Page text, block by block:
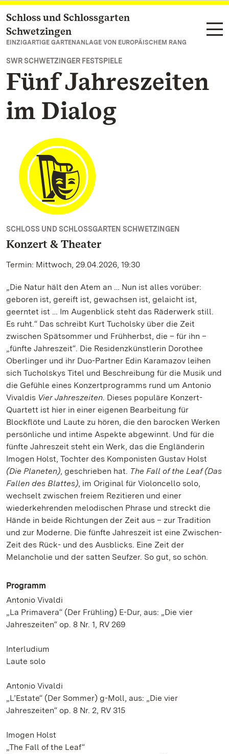
Zum Hauptinhalt springen
Schloss und Schlossgarten
Schwetzingen
EINZIGARTIGE GARTENANLAGE VON EUROPÄISCHEM RANG
SWR SCHWETZINGER FESTSPIELE
Fünf Jahreszeiten
im Dialog
SCHLOSS UND SCHLOSSGARTEN SCHWETZINGEN
Konzert & Theater
Termin: Mittwoch, 29.04.2026, 19:30
„Die Natur hält den Atem an … Nun ist alles vorüber:
geboren ist, gereift ist, gewachsen ist, gelaicht ist,
geerntet ist … Im Augenblick steht das Räderwerk still.
Es ruht.“ Das schreibt Kurt Tucholsky über die Zeit
zwischen Spätsommer und Frühherbst, die – für ihn –
„fünfte Jahreszeit“. Die Residenzkünstlerin Dorothee
Oberlinger und ihr Duo-Partner Edin Karamazov leihen
sich Tucholskys Titel und Beschreibung für die Musik und
die Gefühle eines Konzertprogramms rund um Antonio
Vivaldis Vier Jahreszeiten. Dieses populäre Konzert-
Quartett ist hier in einer eigenen Bearbeitung für
Blockflöte und Laute zu hören, die den barocken Werken
persönliche und intime Aspekte abgewinnt. Und für die
fünfte Jahreszeit steht ein Werk, das die Engländerin
Imogen Holst, Tochter des Komponisten Gustav Holst
(Die Planeten), geschrieben hat. The Fall of the Leaf (Das
Fallen des Blattes), im Original für Violoncello solo,
wechselt zwischen freiem Rezitieren und einer
wiederkehrenden melodischen Phrase und streckt die
Hände in beide Richtungen der Zeit aus – zur Tradition
und zur Moderne. Die fünfte Jahreszeit ist eine Zwischen-
Zeit des Rück- und des Ausblicks. Eine Zeit der
Melancholie und der satten Seufzer. So gut, so schön.
Programm
Antonio Vivaldi
„La Primavera“ (Der Frühling) E-Dur, aus: „Die vier
Jahreszeiten“ op. 8 Nr. 1, RV 269
Interludium
Laute solo
Antonio Vivaldi
„L’Estate“ (Der Sommer) g-Moll, aus: „Die vier
Jahreszeiten“ op. 8 Nr. 2, RV 315
Imogen Holst
„The Fall of the Leaf“